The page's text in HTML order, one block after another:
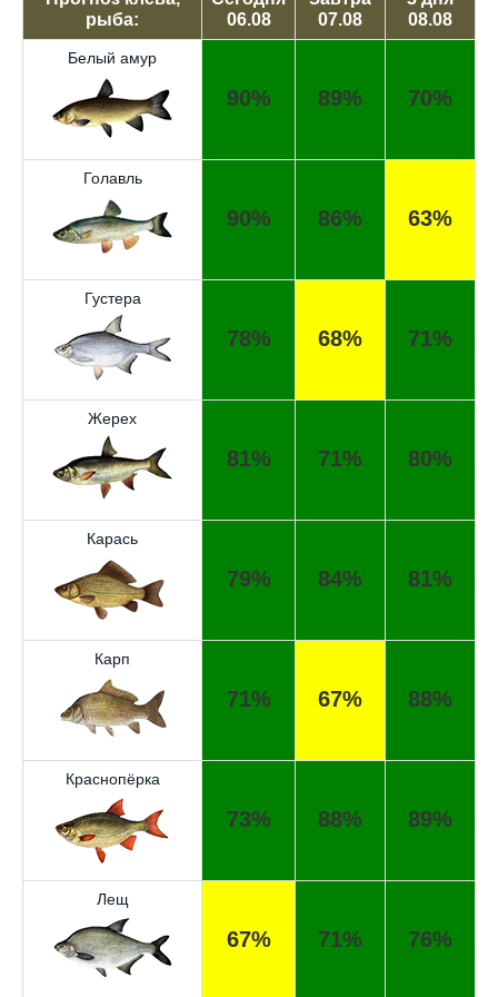
рыба:
06.08
07.08
08.08
Белый амур
90% 89% 70%
Голавль
90% 86% 63%
Густера
78% 68% 71%
Жерех
81% 71% 80%
Карась
79% 84% 81%
Карп
71% 67% 88%
Краснопёрка
73% 88% 89%
Лещ
67% 71% 76%